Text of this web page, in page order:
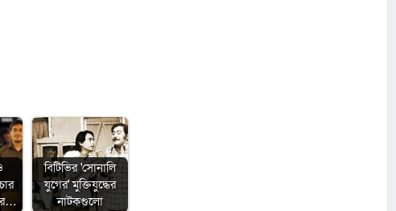
বিটিভির ‌'সোনালি
যুগের' মুক্তিযুদ্ধের
নাটকগুলো